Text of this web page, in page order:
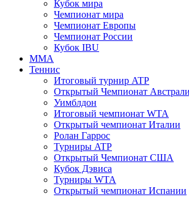
Кубок мира
Чемпионат мира
Чемпионат Европы
Чемпионат России
Кубок IBU
MMA
Теннис
Итоговый турнир ATP
Открытый Чемпионат
Уимблдон
Итоговый чемпионат WTA
Открытый чемпионат Италии
Ролан Гаррос
Турниры ATP
Открытый Чемпионат США
Кубок Дэвиса
Турниры WTA
Открытый чемпионат Испании